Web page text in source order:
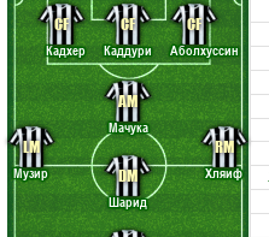
Музир
Шарид
Мачука
Хляиф
Кадхер Каддури Аболхуссин
LM
DM
AM
RM
CF CF CF